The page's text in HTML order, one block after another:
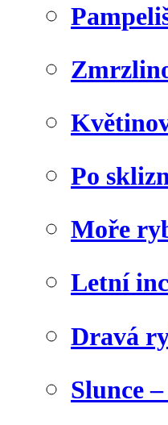
Po
Moře
Letní
Dravá
Slunce